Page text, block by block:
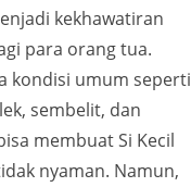
kekhawatiran
para orang tua.
kondisi umum seperti
sembelit, dan
membuat Si Kecil
nyaman. Namun,